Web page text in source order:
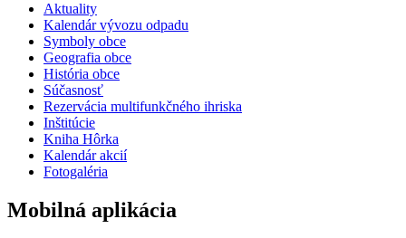
Aktuality
Kalendár vývozu odpadu
Symboly obce
Geografia obce
História obce
Súčasnosť
Rezervácia multifunkčného ihriska
Inštitúcie
Kniha Hôrka
Kalendár akcií
Fotogaléria
Mobilná aplikácia